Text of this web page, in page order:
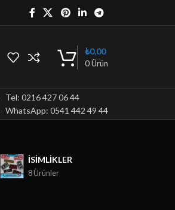
0Ürün
₺0,00
Tel: 0216 427 06 44
WhatsApp: 0541 442 49 44
ISIMLIKLER
8 Ürünler